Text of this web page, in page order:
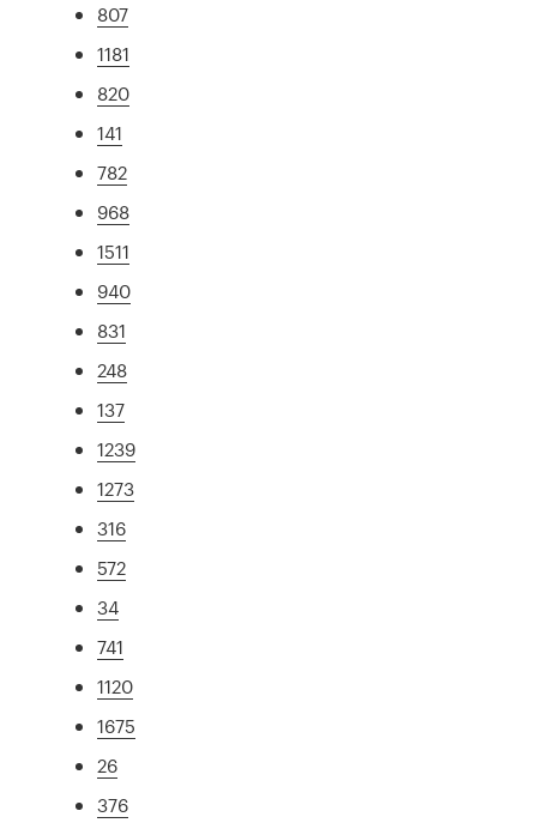
807
1181
820
141
782
968
1511
940
831
248
137
1239
1273
316
572
34
741
1120
1675
26
376